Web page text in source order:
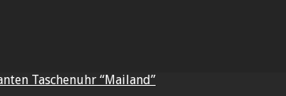
Taschenuhr “Mailand”